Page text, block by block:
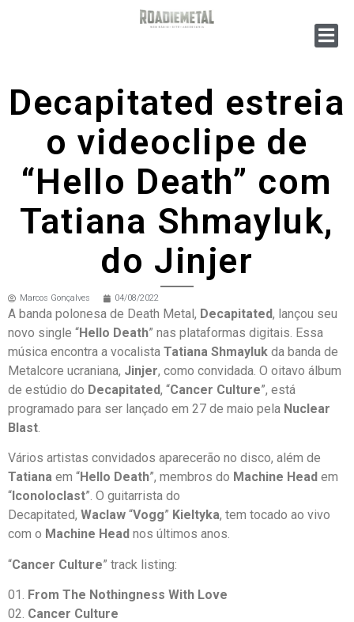
Decapitated estreia
o videoclipe de
“Hello Death” com
Tatiana Shmayluk,
do Jinjer
Marcos Gonçalves 04/08/2022
A banda polonesa de Death Metal, Decapitated, lançou seu
novo single “Hello Death” nas plataformas digitais. Essa
música encontra a vocalista Tatiana Shmayluk da banda de
Metalcore ucraniana, Jinjer, como convidada. O oitavo álbum
de estúdio do Decapitated, “Cancer Culture”, está
programado para ser lançado em 27 de maio pela Nuclear
Blast.
Vários artistas convidados aparecerão no disco, além de
Tatiana em “Hello Death”, membros do Machine Head em
“ Iconoloclast”. O guitarrista do
Decapitated, Waclaw “Vogg” Kieltyka, tem tocado ao vivo
com o Machine Head nos últimos anos.
“Cancer Culture” track listing:
01. From The Nothingness With Love
02. Cancer Culture